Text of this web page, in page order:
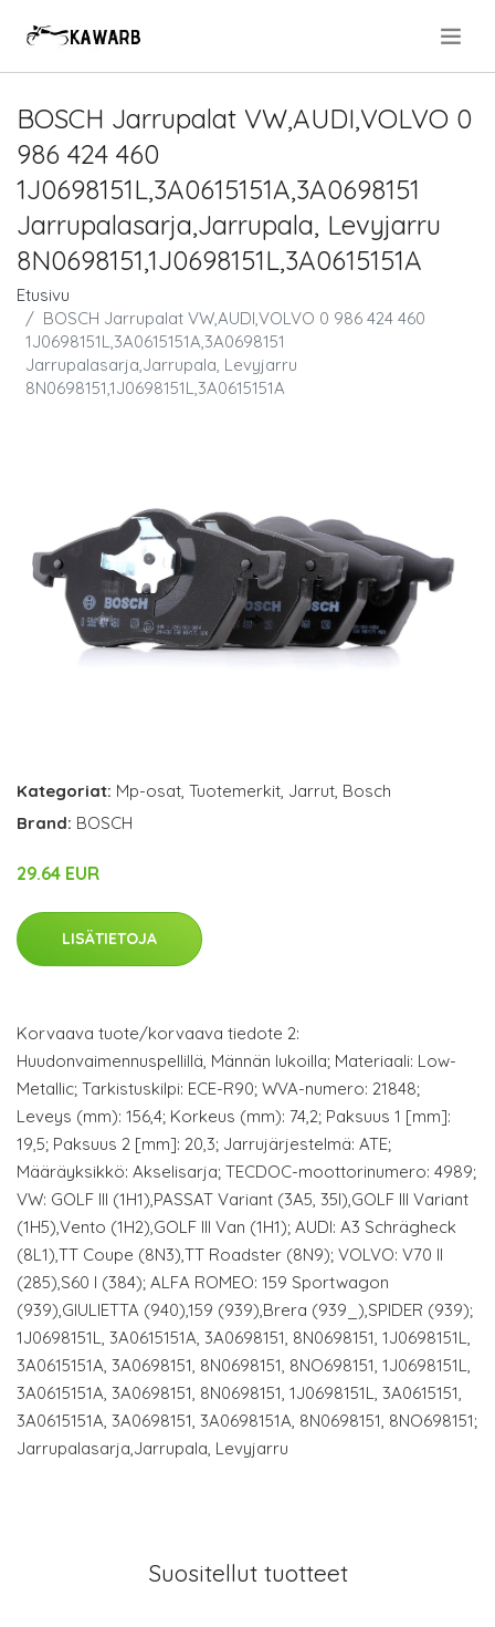
BOSCH Jarrupalat VW,AUDI,VOLVO 0
986 424 460
1J0698151L,3A0615151A,3A0698151
Jarrupalasarja,Jarrupala, Levyjarru
8N0698151,1J0698151L,3A0615151A
Etusivu
BOSCH Jarrupalat VW,AUDI,VOLVO 0 986 424 460
1J0698151L,3A0615151A,3A0698151
Jarrupalasarja,Jarrupala, Levyjarru
8N0698151,1J0698151L,3A0615151A
Kategoriat: Mp-osat, Tuotemerkit, Jarrut, Bosch
Brand: BOSCH
29.64 EUR
LISÄTIETOJA
Korvaava tuote/korvaava tiedote 2:
Huudonvaimennuspellillä, Männän lukoilla; Materiaali: Low-
Metallic; Tarkistuskilpi: ECE-R90; WVA-numero: 21848;
Leveys (mm): 156,4; Korkeus (mm): 74,2; Paksuus 1 [mm]:
19,5; Paksuus 2 [mm]: 20,3; Jarrujärjestelmä: ATE;
Määräyksikkö: Akselisarja; TECDOC-moottorinumero: 4989;
VW: GOLF III (1H1),PASSAT Variant (3A5, 35I),GOLF III Variant
(1H5),Vento (1H2),GOLF III Van (1H1); AUDI: A3 Schrägheck
(8L1),TT Coupe (8N3),TT Roadster (8N9); VOLVO: V70 II
(285),S60 I (384); ALFA ROMEO: 159 Sportwagon
(939),GIULIETTA (940),159 (939),Brera (939_),SPIDER (939);
1J0698151L, 3A0615151A, 3A0698151, 8N0698151, 1J0698151L,
3A0615151A, 3A0698151, 8N0698151, 8NO698151, 1J0698151L,
3A0615151A, 3A0698151, 8N0698151, 1J0698151L, 3A0615151,
3A0615151A, 3A0698151, 3A0698151A, 8N0698151, 8NO698151;
Jarrupalasarja,Jarrupala, Levyjarru
Suositellut tuotteet